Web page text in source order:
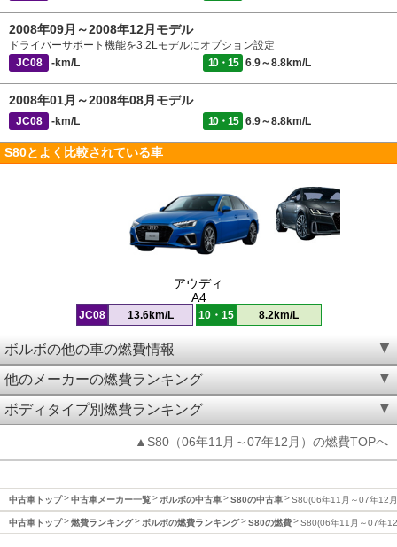
2008年09月～2008年12月モデル
ドライバーサポート機能を3.2Lモデルにオプション設定
JC08
-km/L 10・15 6.9～8.8km/L
2008年01月～2008年08月モデル
JC08 -km/L 10・15 6.9～8.8km/L
S80とよく比較されている車
アウディ
A4
JC08 13.6km/L 10・15 8.2km/L
ボルボの他の車の燃費情報
他のメーカーの燃費ランキング
ボディタイプ別燃費ランキング
▲S80（06年11月～07年12月）の燃費TOPへ
中古車トップ 中古車メーカー一覧 ボルボの中古車 S80の中古車 S80(06年11月～07年12
中古車トップ 燃費ランキング ボルボの燃費ランキング S80の燃費 S80(06年11月～07年